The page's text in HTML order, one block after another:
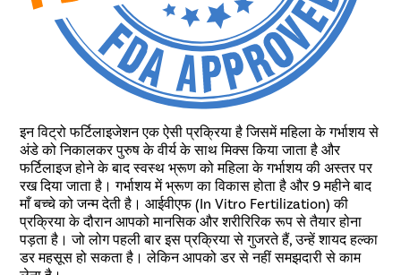
इन विट्रो फर्टिलाइजेशन एक ऐसी प्रक्रिया है जिसमें महिला के गर्भाशय से
अंडे को निकालकर पुरुष के वीर्य के साथ मिक्स किया जाता है और
फर्टिलाइज होने के बाद स्वस्थ भ्रूण को महिला के गर्भाशय की अस्तर पर
रख दिया जाता है। गर्भाशय में भ्रूण का विकास होता है और 9 महीने बाद
माँ बच्चे को जन्म देती है। आईवीएफ (In Vitro Fertilization) की
प्रक्रिया के दौरान आपको मानसिक और शरीरिरिक रूप से तैयार होना
पड़ता है। जो लोग पहली बार इस प्रक्रिया से गुजरते हैं, उन्हें शायद हल्का
डर महसूस हो सकता है। लेकिन आपको डर से नहीं समझदारी से काम